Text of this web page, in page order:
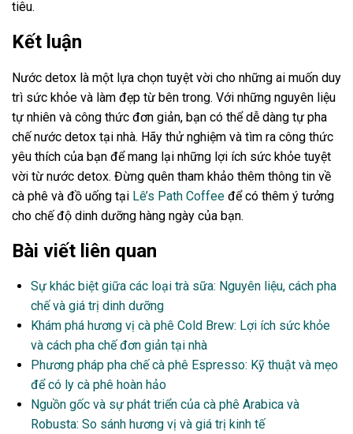
tiêu.
Kết luận
Nước detox là một lựa chọn tuyệt vời cho những ai muốn duy
trì sức khỏe và làm đẹp từ bên trong. Với những nguyên liệu
tự nhiên và công thức đơn giản, bạn có thể dễ dàng tự pha
chế nước detox tại nhà. Hãy thử nghiệm và tìm ra công thức
yêu thích của bạn để mang lại những lợi ích sức khỏe tuyệt
vời từ nước detox. Đừng quên tham khảo thêm thông tin về
cà phê và đồ uống tại Lê’s Path Coffee để có thêm ý tưởng
cho chế độ dinh dưỡng hàng ngày của bạn.
Bài viết liên quan
Sự khác biệt giữa các loại trà sữa: Nguyên liệu, cách pha
chế và giá trị dinh dưỡng
Khám phá hương vị cà phê Cold Brew: Lợi ích sức khỏe
và cách pha chế đơn giản tại nhà
Phương pháp pha chế cà phê Espresso: Kỹ thuật và mẹo
để có ly cà phê hoàn hảo
Nguồn gốc và sự phát triển của cà phê Arabica và
Robusta: So sánh hương vị và giá trị kinh tế